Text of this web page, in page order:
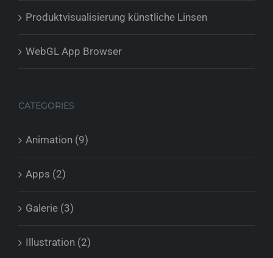
Produktvisualisierung künstliche Linsen
WebGL App Browser
CATEGORIES
Animation (9)
Apps (2)
Galerie (3)
Illustration (2)